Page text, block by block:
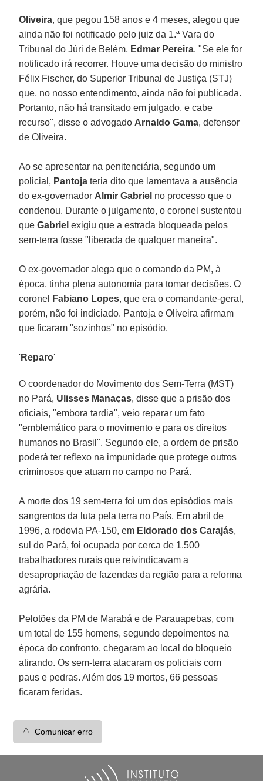
Oliveira, que pegou 158 anos e 4 meses, alegou que
ainda não foi notificado pelo juiz da 1.ª Vara do
Tribunal do Júri de Belém, Edmar Pereira. "Se ele for
notificado irá recorrer. Houve uma decisão do ministro
Félix Fischer, do Superior Tribunal de Justiça (STJ)
que, no nosso entendimento, ainda não foi publicada.
Portanto, não há transitado em julgado, e cabe
recurso", disse o advogado Arnaldo Gama, defensor
de Oliveira.
Ao se apresentar na penitenciária, segundo um
policial, Pantojateria dito que lamentava a ausência
do ex-governador Almir Gabriel no processo que o
condenou. Durante o julgamento, o coronel sustentou
queGabrielexigiu que a estrada bloqueada pelos
sem-terra fosse "liberada de qualquer maneira".
O ex-governador alega que o comando da PM, à
época, tinha plena autonomia para tomar decisões. O
coronel
Fabiano Lopes, que era o comandante-geral,
porém, não foi indiciado. Pantoja e Oliveira afirmam
que ficaram "sozinhos" no episódio.
'Reparo'
O coordenador do Movimento dos Sem-Terra (MST)
no Pará, Ulisses Manaças, disse que a prisão dos
oficiais, "embora tardia", veio reparar um fato
"emblemático para o movimento e para os direitos
humanos no Brasil". Segundo ele, a ordem de prisão
poderá ter reflexo na impunidade que protege outros
criminosos que atuam no campo no Pará.
A morte dos 19 sem-terra foi um dos episódios mais
sangrentos da luta pela terra no País. Em abril de
1996, a rodovia PA-150, em Eldorado dos Carajás,
sul do Pará, foi ocupada por cerca de 1.500
trabalhadores rurais que reivindicavam a
desapropriação de fazendas da região para a reforma
agrária.
Pelotões da PM de Marabá e de Parauapebas, com
um total de 155 homens, segundo depoimentos na
época do confronto, chegaram ao local do bloqueio
atirando. Os sem-terra atacaram os policiais com
paus e pedras. Além dos 19 mortos, 66 pessoas
ficaram feridas.
⚠️ Comunicar erro